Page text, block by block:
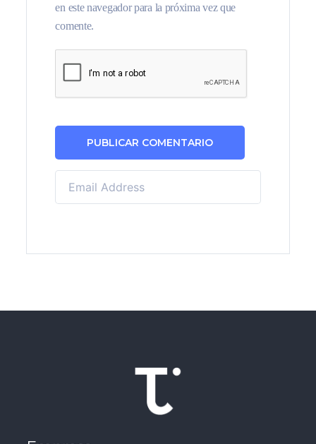
en este navegador para la próxima vez que
comente.